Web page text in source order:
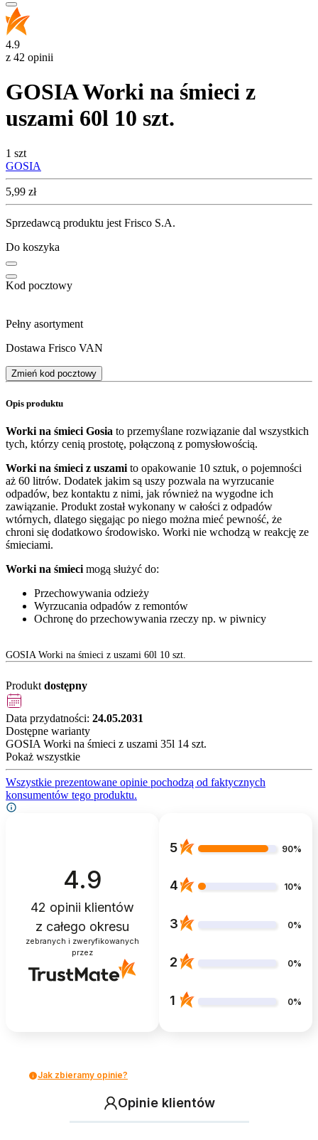
4.9
z 42 opinii
GOSIA Worki na śmieci z
uszami 60l 10 szt.
1 szt
GOSIA
Cena
5,99 zł
Sprzedawcą produktu jest Frisco S.A.
Do koszyka
Kod pocztowy
Pełny asortyment
Dostawa Frisco VAN
Zmień kod pocztowy
Opis produktu
Worki na śmieci Gosia to przemyślane rozwiązanie dal wszystkich
tych, którzy cenią prostotę, połączoną z pomysłowością.
Worki na śmieci z uszami to opakowanie 10 sztuk, o pojemności
aż 60 litrów. Dodatek jakim są uszy pozwala na wyrzucanie
odpadów, bez kontaktu z nimi, jak również na wygodne ich
zawiązanie. Produkt został wykonany w całości z odpadów
wtórnych, dlatego sięgając po niego można mieć pewność, że
chroni się dodatkowo środowisko. Worki nie wchodzą w reakcję ze
śmieciami.
Worki na śmieci mogą służyć do:
Przechowywania odzieży
Wyrzucania odpadów z remontów
Ochronę do przechowywania rzeczy np. w piwnicy
GOSIA Worki na śmieci z uszami 60l 10 szt.
Produkt dostępny
Data przydatności: 24.05.2031
Dostępne warianty
GOSIA Worki na śmieci z uszami 35l 14 szt.
Pokaż wszystkie
Wszystkie prezentowane opinie pochodzą od faktycznych
konsumentów tego produktu.
4.9
42 opinii klientów
z całego okresu
zebranych i zweryfikowanych
przez
5 90%
4 10%
3 0%
2 0%
1 0%
Jak zbieramy opinie?
Opinie klientów